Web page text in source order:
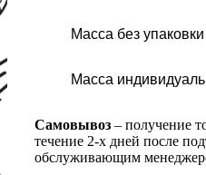
Масса без упаковки
Масса
Самовывоз – получение
течение 2-х дней после
обслуживающим